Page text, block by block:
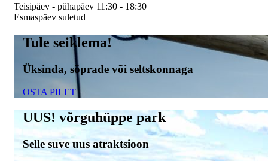
Teisipäev - pühapäev 11:30 - 18:30
Esmaspäev suletud
Tule seiklema!
Üksinda, sõprade või seltskonnaga
OSTA PILET
UUS! võrguhüppe park
Selle suve uus atraktsioon